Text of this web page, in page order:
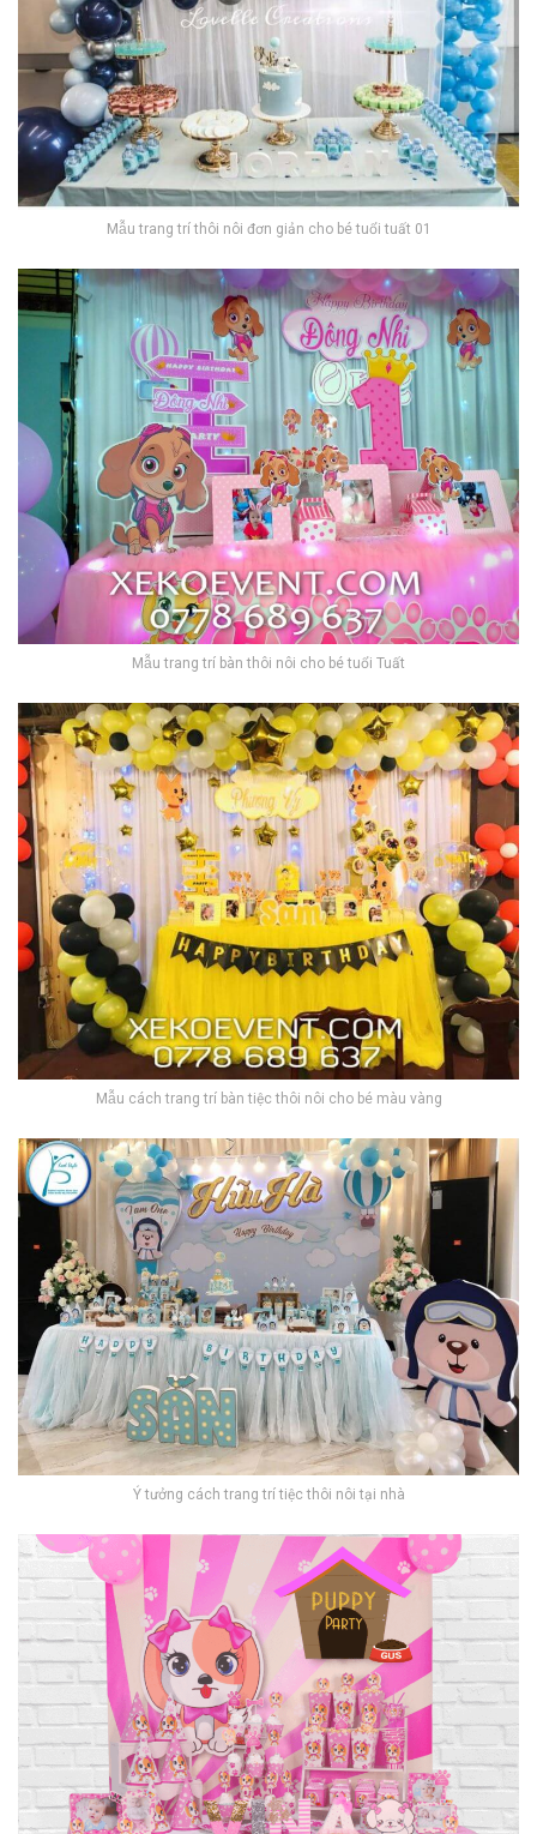
Mẫu trang trí thôi nôi đơn giản cho bé tuổi tuất 01
Mẫu trang trí bàn thôi nôi cho bé tuổi Tuất
Mẫu cách trang trí bàn tiệc thôi nôi cho bé màu vàng
Ý tưởng cách trang trí tiệc thôi nôi tại nhà